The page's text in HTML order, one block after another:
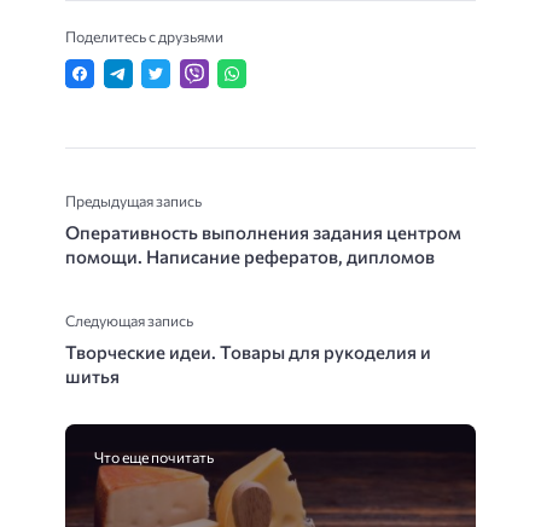
Поделитесь с друзьями
Предыдущая запись
Оперативность выполнения задания центром
помощи. Написание рефератов, дипломов
Следующая запись
Творческие идеи. Товары для рукоделия и
шитья
Что еще почитать